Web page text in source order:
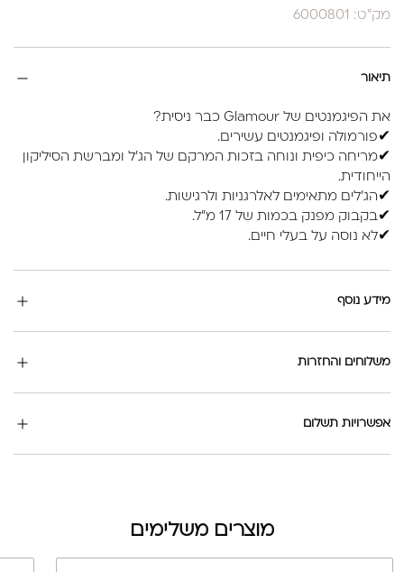
מק"ט: 6000801
תיאור
את הפיגמנטים של Glamour כבר ניסית?
✔פורמולה ופיגמנטים עשירים.
✔מריחה כיפית ונוחה בזכות המרקם של הג'ל ומברשת הסיליקון
הייחודית.
✔הג'לים מתאימים לאלרגניות ולרגישות.
✔בקבוק מפנק בכמות של 17 מ"ל.
✔לא נוסה על בעלי חיים.
מידע נוסף
משלוחים והחזרות
אפשרויות תשלום
מוצרים משלימים